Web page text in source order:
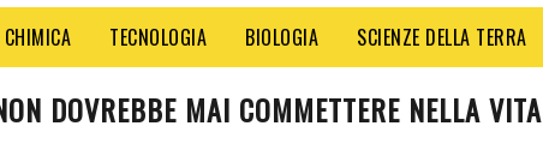
CHIMICA TECNOLOGIA BIOLOGIA SCIENZE DELLA TERRA
DOVREBBE MAI COMMETTERE NELLA VITA